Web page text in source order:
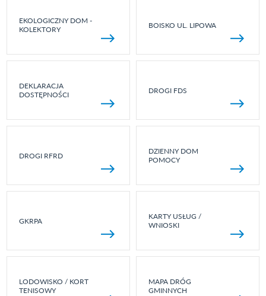
EKOLOGICZNY DOM -
KOLEKTORY
BOISKO UL. LIPOWA
DEKLARACJA
DOSTĘPNOŚCI
DROGI FDS
DROGI RFRD
DZIENNY DOM
POMOCY
GKRPA
KARTY USŁUG /
WNIOSKI
LODOWISKO / KORT
TENISOWY
MAPA DRÓG
GMINNYCH